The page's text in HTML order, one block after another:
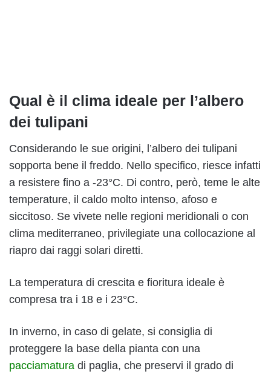
Qual è il clima ideale per l’albero
dei tulipani
Considerando le sue origini, l’albero dei tulipani
sopporta bene il freddo. Nello specifico, riesce infatti
a resistere fino a -23°C. Di contro, però, teme le alte
temperature, il caldo molto intenso, afoso e
siccitoso. Se vivete nelle regioni meridionali o con
clima mediterraneo, privilegiate una collocazione al
riapro dai raggi solari diretti.
La temperatura di crescita e fioritura ideale è
compresa tra i 18 e i 23°C.
In inverno, in caso di gelate, si consiglia di
proteggere la base della pianta con una
pacciamatura di paglia, che preservi il grado di